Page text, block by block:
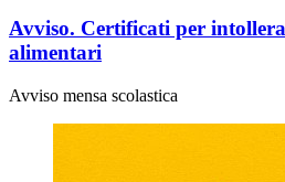
Avviso. Certificati per
alimentari
Avviso mensa scolastica